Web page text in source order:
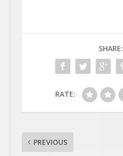
SHARE:
RATE:
PREVIOUS